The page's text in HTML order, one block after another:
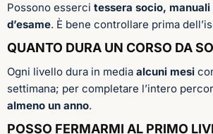
Possono esserci tessera socio,
d’esame. È bene controllare prima
QUANTO DURA UN CORSO DA
Ogni livello dura in media alcuni mesi
settimana; per completare l’intero
almeno un anno.
POSSO FERMARMI AL PRIMO